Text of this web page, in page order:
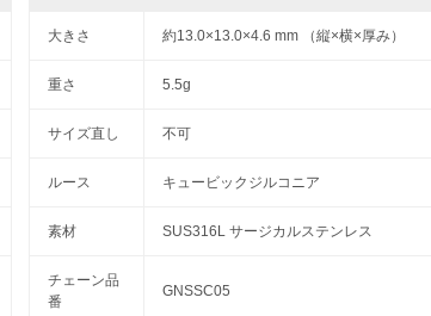
大きさ 約13.0×13.0×4.6 mm （縦×横×厚み）
重さ 5.5g
サイズ直し 不可
ルース キュービックジルコニア
素材 SUS316L サージカルステンレス
チェーン品
番
GNSSC05